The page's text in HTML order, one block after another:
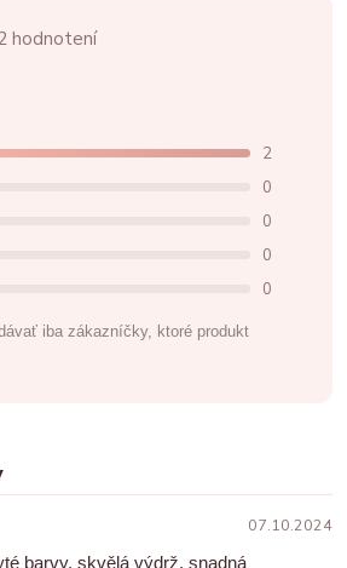
hodnotení
2
0
0
0
0
iba zákazníčky, ktoré produkt
07.10.2024
barvy, skvělá výdrž, snadná